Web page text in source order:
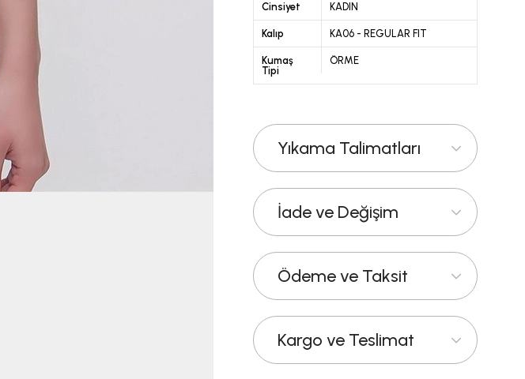
Cinsiyet KADIN
Kalıp KA06 - REGULAR FIT
Kumaş
Tipi
ÖRME
Yıkama Talimatları
İade ve Değişim
Ödeme ve Taksit
Kargo ve Teslimat